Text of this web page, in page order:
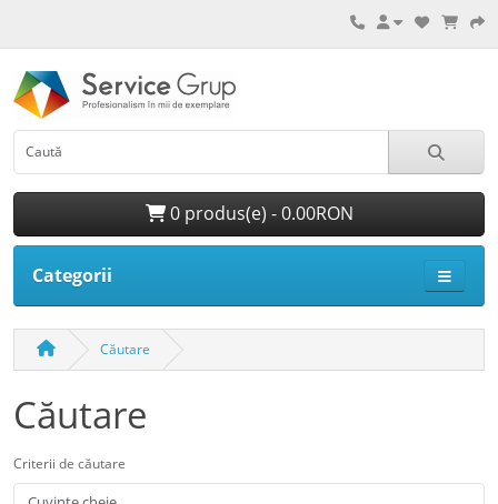
0 produs(e) - 0.00RON
Categorii
Căutare
Căutare
Criterii de căutare